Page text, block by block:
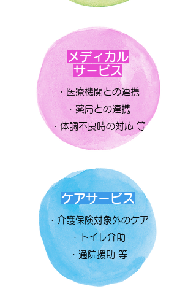
メディカル
サービス
・医療機関との連携
・薬局との連携
・体調不良時の対応 等
・介護保険対象外のケア
・トイレ介助
・通院援助 等
ケアサービス